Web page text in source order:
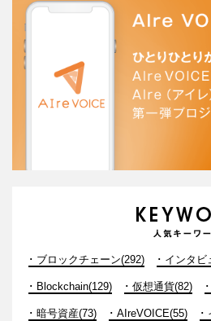
ブロックチェーン(292) インタビ
Blockchain(129) 仮想通貨(82)
暗号資産(73) AIreVOICE(55)